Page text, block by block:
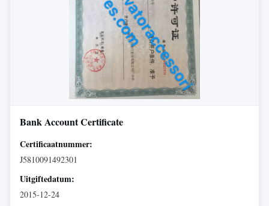
Bank Account Certificate
Certificaatnummer:
J5810091492301
Uitgiftedatum:
2015-12-24